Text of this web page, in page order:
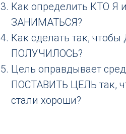
Как определить КТО
ЗАНИМАТЬСЯ?
Как сделать так,
ПОЛУЧИЛОСЬ?
Цель оправдывает
ПОСТАВИТЬ ЦЕЛЬ так,
стали хороши?